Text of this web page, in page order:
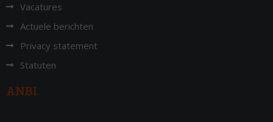
Vacatures
Actuele berichten
Privacy statement
Statuten
ANBI